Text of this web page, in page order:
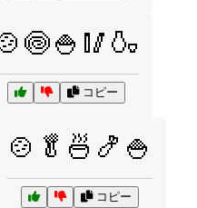
コピー
🍲🥬🍜🍤🍚
コピー